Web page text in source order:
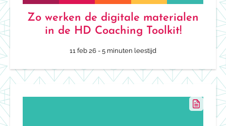
Zo werken de digitale materialen
in de HD Coaching Toolkit!
11 feb 26 - 5 minuten leestijd